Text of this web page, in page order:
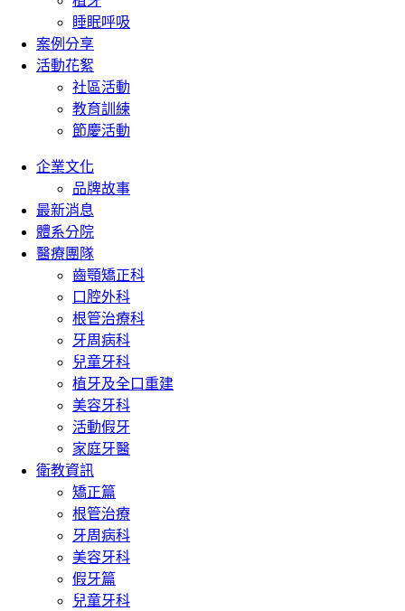
睡眠呼吸
案例分享
活動花絮
社區活動
教育訓練
節慶活動
企業文化
品牌故事
最新消息
體系分院
醫療團隊
齒顎矯正科
口腔外科
根管治療科
牙周病科
兒童牙科
植牙及全口重建
美容牙科
活動假牙
家庭牙醫
衛教資訊
矯正篇
根管治療
牙周病科
美容牙科
假牙篇
兒童牙科